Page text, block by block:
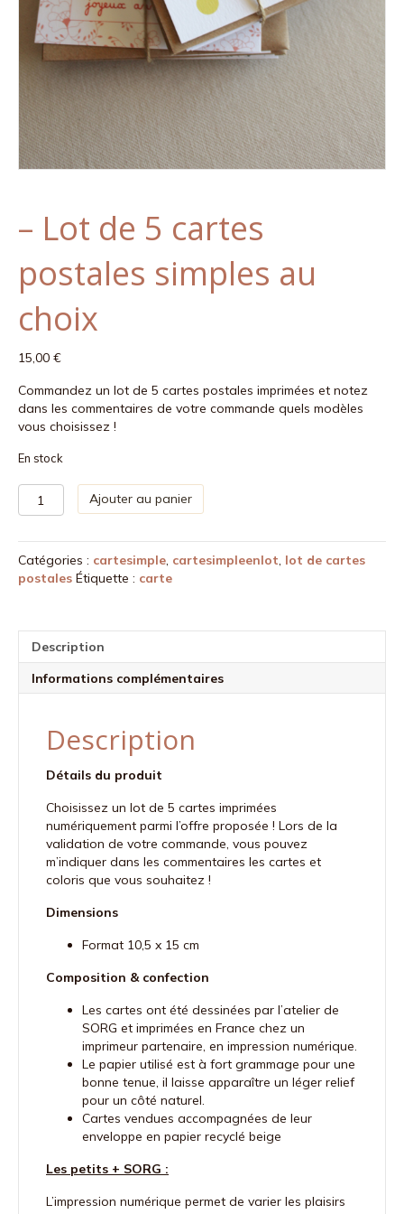
– Lot de 5 cartes
postales simples au
choix
15,00 €
Commandez un lot de 5 cartes postales imprimées et notez
dans les commentaires de votre commande quels modèles
vous choisissez !
En stock
quantité
de
Lot
de
5
simples
choix
Ajouter au panier
Catégories : cartesimple, cartesimpleenlot, lot de cartes
postales Étiquette : carte
Description
Informations complémentaires
Description
Détails du produit
Choisissez un lot de 5 cartes imprimées
numériquement parmi l’offre proposée ! Lors de la
validation de votre commande, vous pouvez
m’indiquer dans les commentaires les cartes et
coloris que vous souhaitez !
Dimensions
Format 10,5 x 15 cm
Composition & confection
Les cartes ont été dessinées par l’atelier de
SORG et imprimées en France chez un
imprimeur partenaire, en impression numérique.
Le papier utilisé est à fort grammage pour une
bonne tenue, il laisse apparaître un léger relief
pour un côté naturel.
Cartes vendues accompagnées de leur
enveloppe en papier recyclé beige
Les petits + SORG :
L’impression numérique permet de varier les plaisirs